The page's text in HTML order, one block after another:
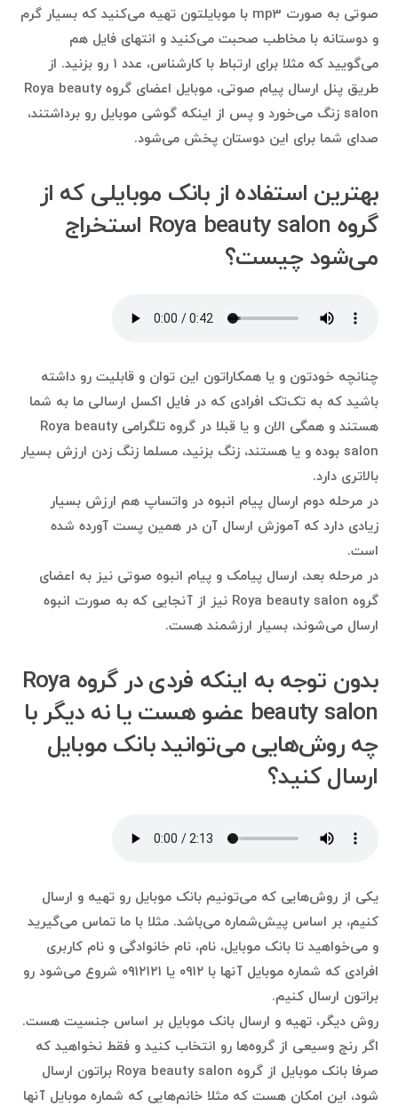
صوتی به صورت mp3 با موبایلتون تهیه می‌کنید که بسیار گرم
و دوستانه با مخاطب صحبت می‌کنید و انتهای فایل هم
می‌گویید که مثلا برای ارتباط با کارشناس، عدد ۱ رو بزنید. از
طریق پنل ارسال پیام صوتی، موبایل اعضای گروه Roya beauty
salon زنگ می‌خورد و پس از اینکه گوشی موبایل رو برداشتند،
صدای شما برای این دوستان پخش می‌شود.
بهترین استفاده‌ از بانک موبایلی که از
گروه Roya beauty salon استخراج
می‌شود چیست؟
چنانچه خودتون و یا همکاراتون این توان و قابلیت رو داشته
باشید که به تک‌تک افرادی که در فایل اکسل ارسالی ما به شما
هستند و همگی الان و یا قبلا در گروه تلگرامی Roya beauty
salon بوده و یا هستند، زنگ بزنید، مسلما زنگ زدن ارزش بسیار
بالاتری دارد.
در مرحله دوم ارسال پیام انبوه در واتساپ هم ارزش بسیار
زیادی دارد که آموزش ارسال آن در همین پست آورده شده
است.
در مرحله بعد، ارسال پیامک و پیام انبوه صوتی نیز به اعضای
گروه Roya beauty salon نیز از آنجایی که به صورت انبوه
ارسال می‌شوند، بسیار ارزشمند هست.
بدون توجه به اینکه فردی در گروه Roya
beauty salon عضو هست یا نه دیگر با
چه روش‌هایی می‌توانید بانک موبایل
ارسال کنید؟
یکی از روش‌هایی که می‌تونیم بانک موبایل رو تهیه و ارسال
کنیم، بر اساس پیش‌شماره می‌باشد. مثلا با ما تماس می‌گیرید
و می‌خواهید تا بانک موبایل، نام، نام خانوادگی و نام کاربری
افرادی که شماره موبایل آنها با ۰۹۱۲ یا ۰۹۱۲۱۲۱ شروع می‌شود رو
براتون ارسال کنیم.
روش دیگر، تهیه و ارسال بانک موبایل بر اساس جنسیت هست.
اگر رنج وسیعی از گروه‌ها رو انتخاب کنید و فقط نخواهید که
صرفا بانک موبایل از گروه Roya beauty salon براتون ارسال
شود، این امکان هست که مثلا خانم‌هایی که شماره موبایل آنها